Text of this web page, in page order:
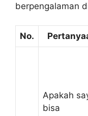
berpengalaman
No.
Apakah
bisa